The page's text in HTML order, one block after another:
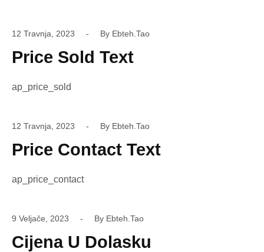
12 Travnja, 2023 By Ebteh.tao
Price Sold Text
ap_price_sold
12 Travnja, 2023 By Ebteh.tao
Price Contact Text
ap_price_contact
9 Veljače, 2023 By Ebteh.tao
Cijena U Dolasku